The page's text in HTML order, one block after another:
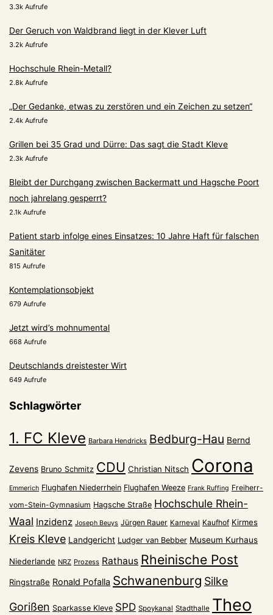
3.3k Aufrufe
Der Geruch von Waldbrand liegt in der Klever Luft
3.2k Aufrufe
Hochschule Rhein-Metall?
2.8k Aufrufe
„Der Gedanke, etwas zu zerstören und ein Zeichen zu setzen“
2.4k Aufrufe
Grillen bei 35 Grad und Dürre: Das sagt die Stadt Kleve
2.3k Aufrufe
Bleibt der Durchgang zwischen Backermatt und Hagsche Poort
noch jahrelang gesperrt?
2.1k Aufrufe
Patient starb infolge eines Einsatzes: 10 Jahre Haft für falschen
Sanitäter
815 Aufrufe
Kontemplationsobjekt
679 Aufrufe
Jetzt wird’s mohnumental
668 Aufrufe
Deutschlands dreistester Wirt
649 Aufrufe
Schlagwörter
1. FC Kleve Barbara Hendricks Bedburg-Hau Bernd
Zevens Bruno Schmitz CDU Christian Nitsch Corona
Emmerich Flughafen Niederrhein Flughafen Weeze Frank Ruffing Freiherr-
vom-Stein-Gymnasium Hagsche Straße Hochschule Rhein-
Waal Inzidenz Joseph Beuys Jürgen Rauer Karneval Kaufhof Kirmes
Kreis Kleve Landgericht Ludger van Bebber Museum Kurhaus
Niederlande NRZ Prozess Rathaus Rheinische Post
Ringstraße Ronald Pofalla Schwanenburg Silke
Gorißen Sparkasse Kleve SPD Spoykanal Stadthalle Theo